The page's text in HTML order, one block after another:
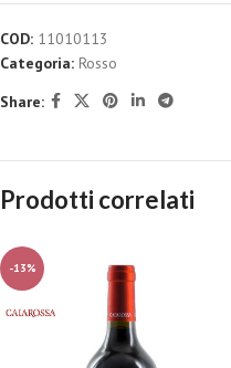
COD: 11010113
Categoria: Rosso
Share:
Prodotti correlati
-13%